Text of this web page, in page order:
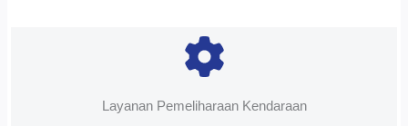
Layanan Pemeliharaan Kendaraan